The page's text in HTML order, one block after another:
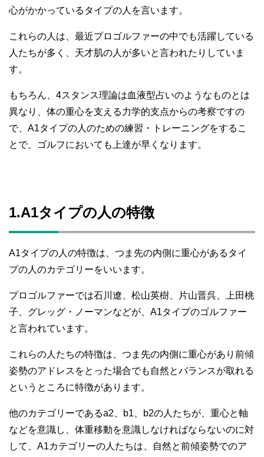
心がかかっているタイプの人を言います。
これらの人は、最近プロゴルファーの中でも活躍している
人たちが多く、天才肌の人が多いと言われたりしていま
す。
もちろん、4スタンス理論は血液型占いのようなものとは
異なり、体の重心を支える力学的支点からの考察ですの
で、A1タイプの人のための練習・トレーニングをするこ
とで、ゴルフにおいても上達が早くなります。
1.A1タイプの人の特徴
A1タイプの人の特徴は、つま先の内側に重心があるタイ
プの人のカテゴリーをいいます。
プロゴルファーでは石川遼、松山英樹、片山晋呉、上田桃
子、グレッグ・ノーマンなどが、A1タイプのゴルファー
と言われています。
これらの人たちの特徴は、つま先の内側に重心があり前傾
姿勢のアドレスをとった場合でも自然とバランスが取れる
というところに特徴があります。
他のカテゴリーであるa2、b1、b2の人たちが、重心と軸
などを意識し、体重移動を意識しなければならないのに対
して、A1カテゴリーの人たちは、自然と前傾姿勢でのア